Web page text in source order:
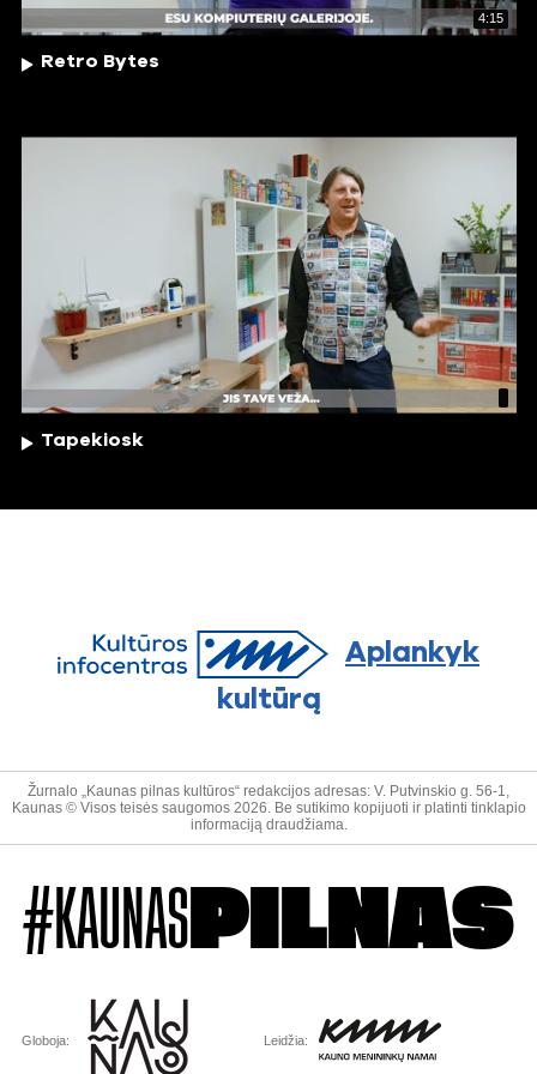
4:15
Retro Bytes
Tapekiosk
Aplankyk
kultūrą
Žurnalo „Kaunas pilnas kultūros“ redakcijos adresas: V. Putvinskio g. 56-1,
Kaunas © Visos teisės saugomos 2026. Be sutikimo kopijuoti ir platinti tinklapio
informaciją draudžiama.
#KAUNAS PILNAS
Globoja: Leidžia: